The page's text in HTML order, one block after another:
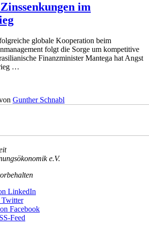
im
globale Kooperation beim
folgt die Sorge um kompetitive
Finanzminister Mantega hat Angst
…
Gunther Schnabl
e.V.
LinkedIn
Twitter
Facebook
Feed